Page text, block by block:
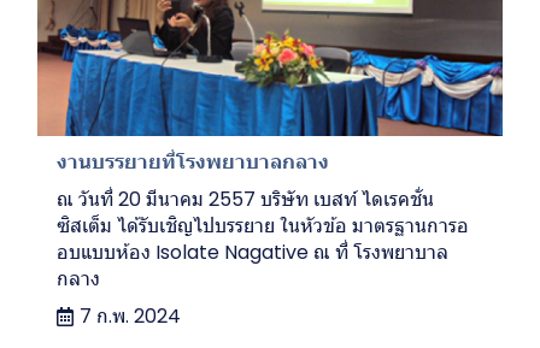
งานบรรยายที่โรงพยาบาลกลาง
ณ วันที่ 20 มีนาคม 2557 บริษัท เบสท์ ไดเรคชั่น
ซิสเต็ม ได้รับเชิญไปบรรยาย ในหัวข้อ มาตรฐานการอ
อบแบบห้อง Isolate Nagative ณ ที่ โรงพยาบาล
กลาง
7 ก.พ. 2024